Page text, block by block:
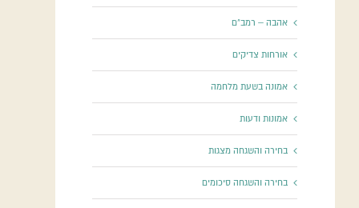
אהבה – רמב"ם
אורחות צדיקים
אמונה בשעת מלחמה
אמונות ודעות
בחירה והשגחה מצגות
בחירה והשגחה סיכומים